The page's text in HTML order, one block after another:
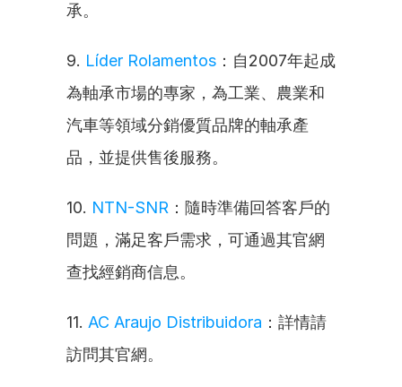
承。
9. Líder Rolamentos ：自2007年起成
為軸承市場的專家，為工業、農業和
汽車等領域分銷優質品牌的軸承產
品，並提供售後服務。
10. NTN-SNR ：隨時準備回答客戶的
問題，滿足客戶需求，可通過其官網
查找經銷商信息。
11. AC Araujo Distribuidora ：詳情請
訪問其官網。